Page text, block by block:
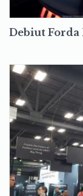
Debiut Forda